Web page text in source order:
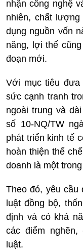
nhận công nghệ
nhiên, chất
dụng nguồn vốn
năng, lợi thế
đoạn mới.
Với mục tiêu đưa
sức cạnh tranh
ngoài trung và
số 10-NQ/TW
phát triển kinh tế
hoàn thiện thể
doanh là một
Theo đó, yêu cầu
luật đồng bộ,
định và có khả
các điểm
luật.